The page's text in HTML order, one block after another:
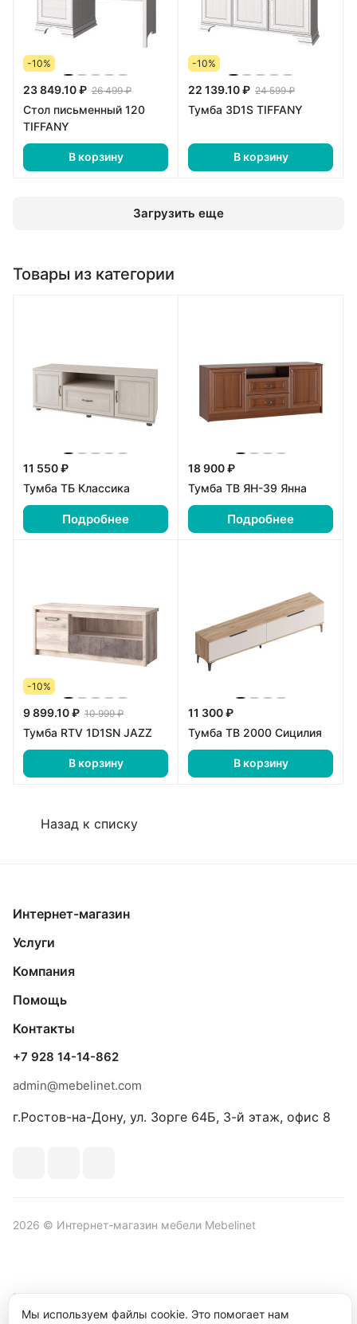
-10%
23 849.10 ₽ 26 499 ₽
Стол письменный 120
TIFFANY
В корзину
-10%
22 139.10 ₽ 24 599 ₽
Тумба 3D1S TIFFANY
В корзину
Загрузить еще
Товары из категории
11 550 ₽
Тумба ТБ Классика
Подробнее
18 900 ₽
Тумба ТВ ЯН-39 Янна
Подробнее
-10%
9 899.10 ₽ 10 999 ₽
Тумба RTV 1D1SN JAZZ
В корзину
11 300 ₽
Тумба ТВ 2000 Сицилия
В корзину
Назад к списку
Интернет-магазин
Услуги
Компания
Помощь
Контакты
+7 928 14-14-862
admin@mebelinet.com
г.Ростов-на-Дону, ул. Зорге 64Б, 3-й этаж, офис 8
2026 © Интернет-магазин мебели Mebelinet
Политика обработки персональных данных
конфиденциальности
Мы используем файлы cookie. Это помогает нам